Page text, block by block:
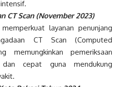
CT Scan (November 2023)
layanan penunjang
CT Scan (Computed
memungkinkan pemeriksaan
cepat guna mendukung